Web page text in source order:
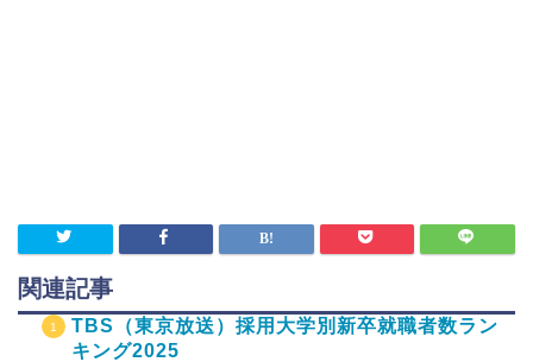
関連記事
TBS（東京放送）採用大学別新卒就職者数ラン
キング2025